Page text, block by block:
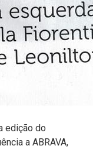
edição do
a ABRAVA,